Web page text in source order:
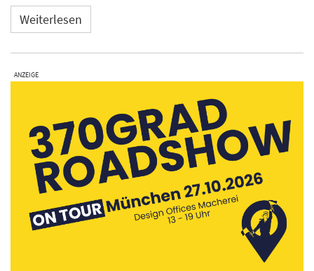
Weiterlesen
ANZEIGE